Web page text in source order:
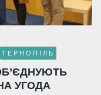
ТЕРНОПІЛЬ
УГОДА